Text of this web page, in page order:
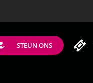
STEUN ONS